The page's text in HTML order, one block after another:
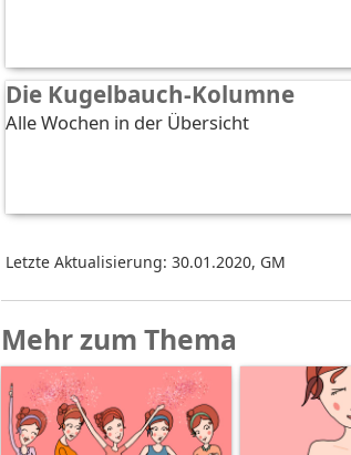
Die Kugelbauch-Kolumne
Alle Wochen in der Übersicht
Letzte Aktualisierung: 30.01.2020, GM
Mehr zum Thema